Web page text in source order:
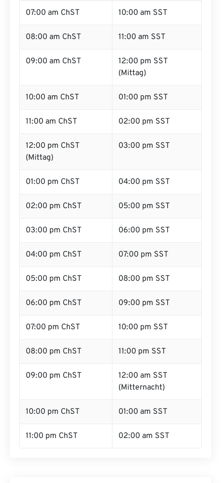
07:00 am ChST 10:00 am SST
08:00 am ChST 11:00 am SST
09:00 am ChST
12:00 pm SST
(Mittag)
10:00 am ChST 01:00 pm SST
11:00 am ChST 02:00 pm SST
12:00 pm ChST
(Mittag)
03:00 pm SST
01:00 pm ChST 04:00 pm SST
02:00 pm ChST 05:00 pm SST
03:00 pm ChST 06:00 pm SST
04:00 pm ChST 07:00 pm SST
05:00 pm ChST 08:00 pm SST
06:00 pm ChST 09:00 pm SST
07:00 pm ChST 10:00 pm SST
08:00 pm ChST 11:00 pm SST
09:00 pm ChST
12:00 am SST
(Mitternacht)
10:00 pm ChST 01:00 am SST
11:00 pm ChST 02:00 am SST